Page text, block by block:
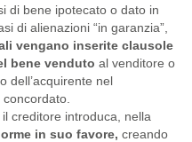
di bene ipotecato o dato in
di alienazioni “in garanzia”,
vengano inserite clausole
bene venduto al venditore o
dell’acquirente nel
creditore introduca, nella
in suo favore, creando